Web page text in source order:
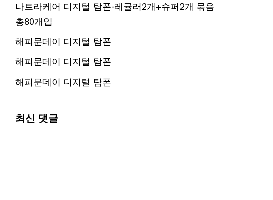
나트라케어 디지털 탐폰-레귤러2개+슈퍼2개 묶음
총80개입
해피문데이 디지털 탐폰
해피문데이 디지털 탐폰
해피문데이 디지털 탐폰
최신 댓글